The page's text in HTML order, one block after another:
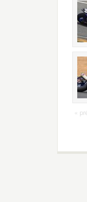
«